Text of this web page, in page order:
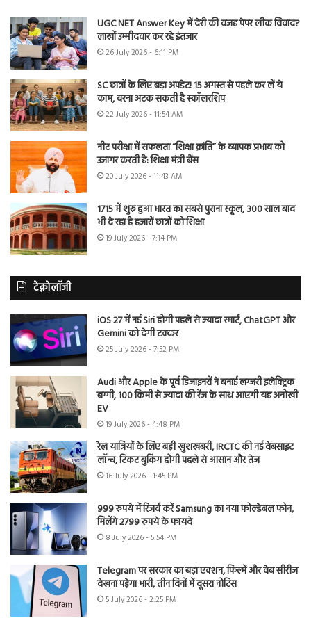
UGC NET Answer Key में देरी की वजह पेपर लीक विवाद?
लाखों उम्मीदवार कर रहे इंतजार
26 July 2026 - 6:11 PM
SC छात्रों के लिए बड़ा अपडेट! 15 अगस्त से पहले कर लें ये
काम, वरना अटक सकती है स्कॉलरशिप
22 July 2026 - 11:54 AM
नीट परीक्षा में सफलता “शिक्षा क्रांति” के व्यापक प्रभाव को
उजागर करती है: शिक्षा मंत्री बैंस
20 July 2026 - 11:43 AM
1715 में शुरू हुआ भारत का सबसे पुराना स्कूल, 300 साल बाद
भी दे रहा है हजारों छात्रों को शिक्षा
19 July 2026 - 7:14 PM
टेक्नोलॉजी
iOS 27 में नई Siri होगी पहले से ज्यादा स्मार्ट, ChatGPT और
Gemini को देगी टक्कर
25 July 2026 - 7:52 PM
Audi और Apple के पूर्व डिजाइनरों ने बनाई लग्जरी इलेक्ट्रिक
बग्गी, 100 किमी से ज्यादा की रेंज के साथ आएगी यह अनोखी
EV
19 July 2026 - 4:48 PM
रेल यात्रियों के लिए बड़ी खुशखबरी, IRCTC की नई वेबसाइट
लॉन्च, टिकट बुकिंग होगी पहले से आसान और तेज
16 July 2026 - 1:45 PM
999 रुपये में रिजर्व करें Samsung का नया फोल्डेबल फोन,
मिलेंगे 2799 रुपये के फायदे
8 July 2026 - 5:54 PM
Telegram पर सरकार का बड़ा एक्शन, फिल्में और वेब सीरीज
देखना पड़ेगा भारी, तीन दिनों में दूसरा नोटिस
5 July 2026 - 2:25 PM